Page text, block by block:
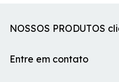
NOSSOS PRODUTOS
Entre em contato